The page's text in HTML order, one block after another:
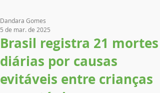
Brasil registra 21 mortes
diárias por causas
evitáveis entre crianças
Dandara Gomes
5 de mar. de 2025